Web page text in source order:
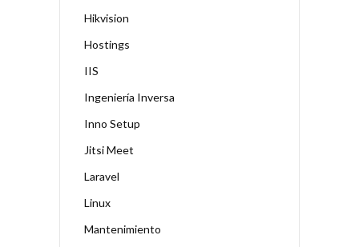
Hikvision
Hostings
IIS
Ingeniería Inversa
Inno Setup
Jitsi Meet
Laravel
Linux
Mantenimiento